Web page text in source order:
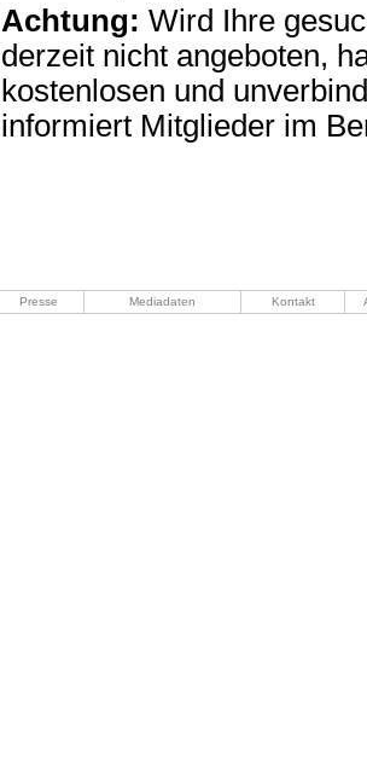
Achtung: Wird Ihre
derzeit nicht angeboten,
kostenlosen und
informiert Mitglieder im
Presse Mediadaten Kontakt